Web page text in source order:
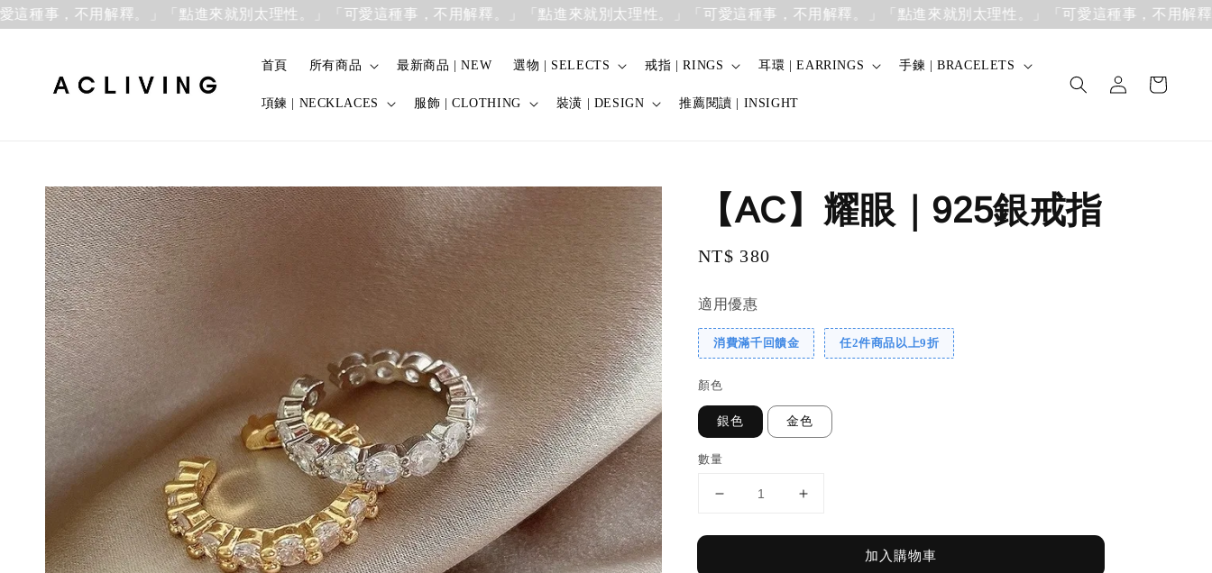
，不用解釋。」「點進來就別太理性。」「可愛這種事，不用解釋。」「點進來就別太理性。」「可愛這種事，不用解釋。」「點進來就別太理性。」「可愛這種事，不用解釋。」「
首頁 所有商品 最新商品 | NEW 選物 | SELECTS 戒指 | RINGS 耳環 | EARRINGS 手鍊 | BRACELETS
項鍊 | NECKLACES 服飾 | CLOTHING 裝潢 | DESIGN 推薦閱讀 | INSIGHT
【AC】耀眼｜925銀戒指
Regular
NT$ 380
適用優惠
消費滿千回饋金 任2件商品以上9折
顏色
銀色 金色
數量
加入購物車